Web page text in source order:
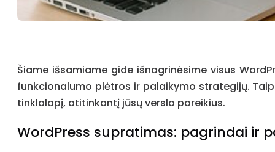
Šiame išsamiame gide išnagrinėsime visus
funkcionalumo plėtros ir palaikymo strategijų.
tinklalapį, atitinkantį jūsų verslo poreikius.
WordPress supratimas: pagrindai ir